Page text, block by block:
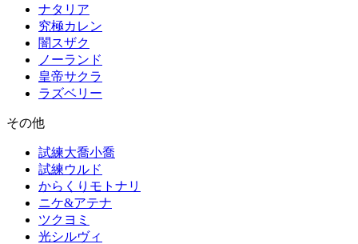
ナタリア
究極カレン
闇スザク
ノーランド
皇帝サクラ
ラズベリー
その他
試練大喬小喬
試練ウルド
からくりモトナリ
ニケ&アテナ
ツクヨミ
光シルヴィ